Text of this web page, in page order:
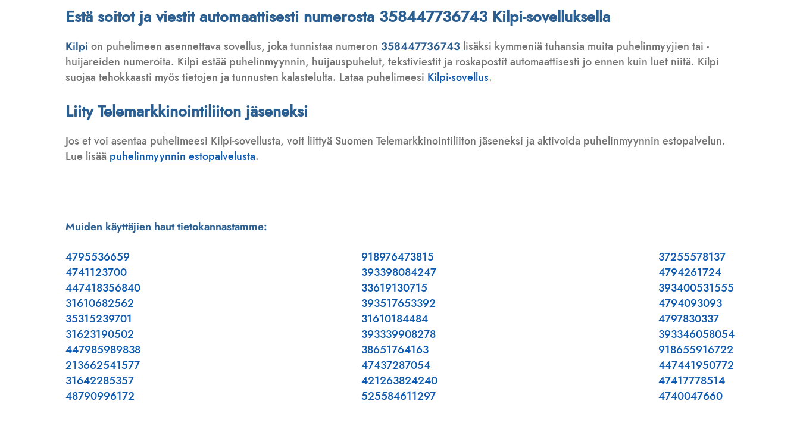
Estä soitot ja viestit automaattisesti numerosta 358447736743 Kilpi-sovelluksella
Kilpi on puhelimeen asennettava sovellus, joka tunnistaa numeron 358447736743 lisäksi kymmeniä tuhansia muita puhelinmyyjien tai -
huijareiden numeroita. Kilpi estää puhelinmyynnin, huijauspuhelut, tekstiviestit ja roskapostit automaattisesti jo ennen kuin luet niitä. Kilpi
suojaa tehokkaasti myös tietojen ja tunnusten kalastelulta. Lataa puhelimeesi Kilpi-sovellus.
Liity Telemarkkinointiliiton jäseneksi
Jos et voi asentaa puhelimeesi Kilpi-sovellusta, voit liittyä Suomen Telemarkkinointiliiton jäseneksi ja aktivoida puhelinmyynnin estopalvelun.
Lue lisää puhelinmyynnin estopalvelusta.
Muiden käyttäjien haut tietokannastamme:
4795536659
4741123700
447418356840
31610682562
35315239701
31623190502
447985989838
213662541577
31642285357
48790996172
918976473815
393398084247
33619130715
393517653392
31610184484
393339908278
38651764163
47437287054
421263824240
525584611297
37255578137
4794261724
393400531555
4794093093
4797830337
393346058054
918655916722
447441950772
47417778514
4740047660